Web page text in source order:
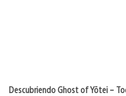
Descubriendo Ghost of Yōtei –